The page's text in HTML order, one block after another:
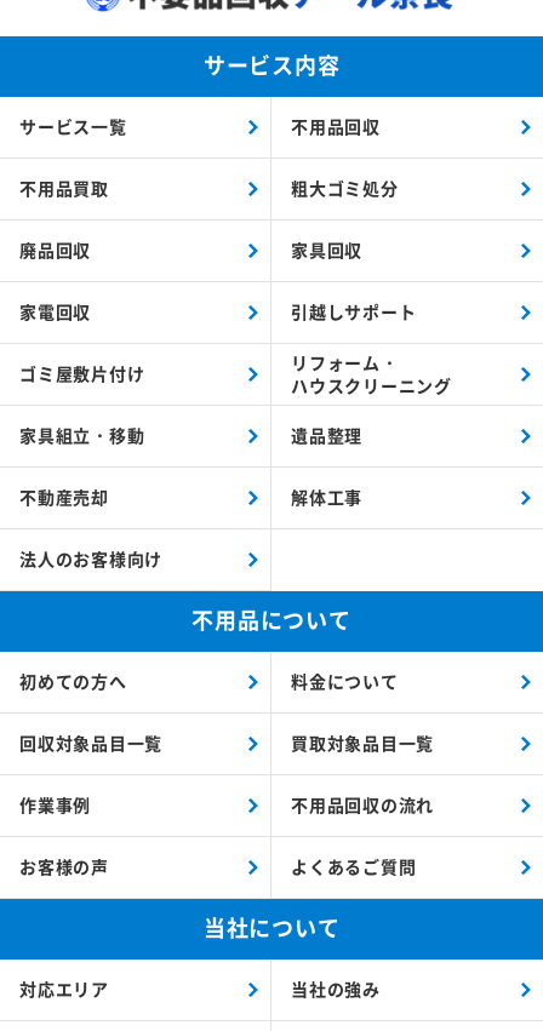
サービス内容
サービス一覧 不用品回収
不用品買取 粗大ゴミ処分
廃品回収 家具回収
家電回収 引越しサポート
ゴミ屋敷片付け
リフォーム・
ハウスクリーニング
家具組立・移動 遺品整理
不動産売却 解体工事
法人のお客様向け
不用品について
初めての方へ 料金について
回収対象品目一覧 買取対象品目一覧
作業事例 不用品回収の流れ
お客様の声 よくあるご質問
当社について
対応エリア 当社の強み